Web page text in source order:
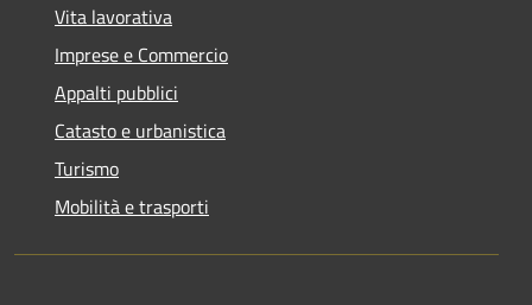
Vita lavorativa
Imprese e Commercio
Appalti pubblici
Catasto e urbanistica
Turismo
Mobilità e trasporti